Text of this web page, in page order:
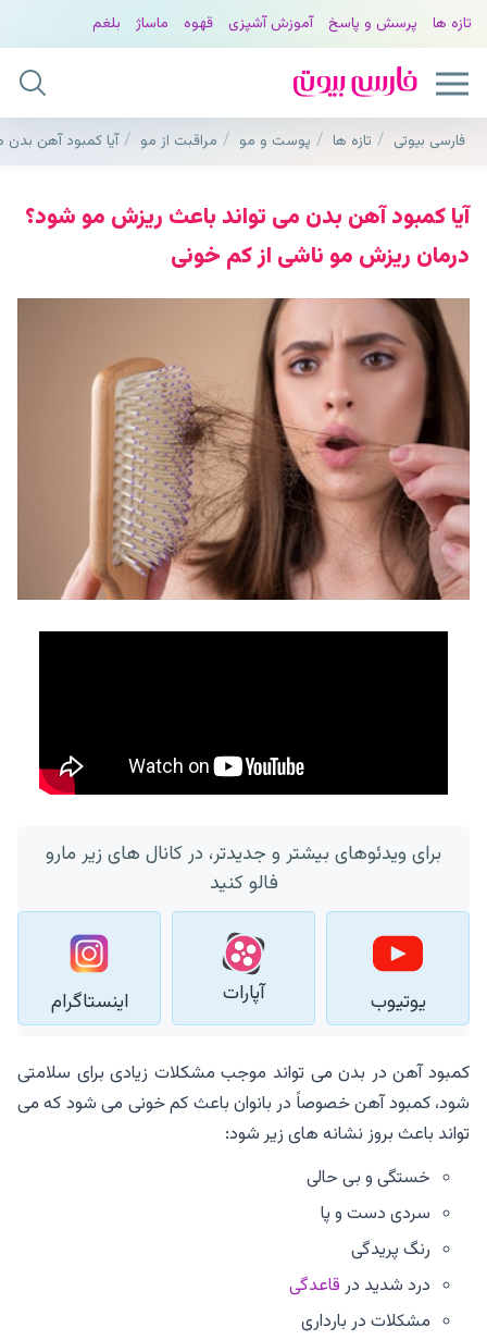
تازه ها پرسش و پاسخ آموزش آشپزی قهوه ماساژ بلغم
فارسی بیوتی تازه ها پوست و مو مراقبت از مو آیا کمبود آهن
آیا کمبود آهن بدن می تواند باعث ریزش مو شود؟
درمان ریزش مو ناشی از کم خونی
برای ویدئوهای بیشتر و جدیدتر، در کانال های زیر مارو
فالو کنید
یوتیوب آپارات اینستاگرام
کمبود آهن در بدن می تواند موجب مشکلات زیادی برای سلامتی
شود، کمبود آهن خصوصاً در بانوان باعث کم خونی می شود که می
تواند باعث بروز نشانه های زیر شود:
خستگی و بی حالی
سردی دست و پا
رنگ پریدگی
درد شدید در قاعدگی
مشکلات در بارداری